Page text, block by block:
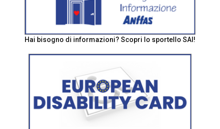
Hai bisogno di informazioni? Scopri lo sportello SAI!